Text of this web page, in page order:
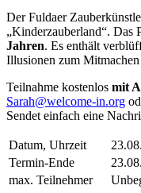
Der Fuldaer
„Kinderzauberland“. Das
Jahren. Es enthält
Illusionen zum
Teilnahme kostenlos mit
Sarah@welcome-in.org
Sendet einfach eine
Datum, Uhrzeit
Termin-Ende
max. Teilnehmer